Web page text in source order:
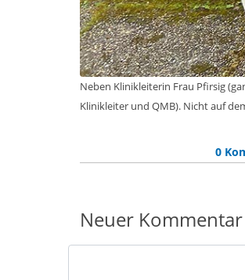
Neben Klinikleiterin Frau Pfirsig
Klinikleiter und QMB). Nicht auf
0
Neuer Kommentar